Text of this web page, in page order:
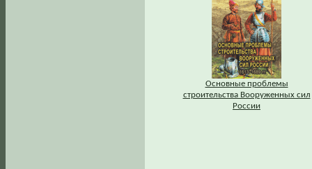
Основные проблемы
строительства Вооруженных сил
России